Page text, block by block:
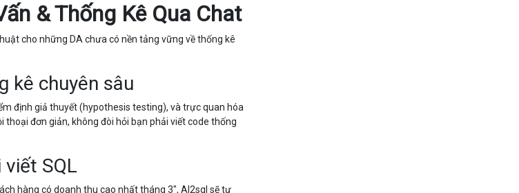
& Thống Kê Qua Chat
cho những DA chưa có nền tảng vững về thống kê
kê chuyên sâu
định giả thuyết (hypothesis testing), và trực quan hóa
đơn giản, không đòi hỏi bạn phải viết code thống
SQL
hàng có doanh thu cao nhất tháng 3", AI2sql sẽ tự